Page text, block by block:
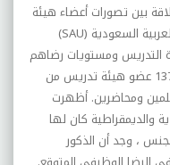
بين تصورات أعضاء هيئة
السعودية (SAU
)
التدريس ومستويات رضاهم
الوظيفي. وقد اشتملت عينة الدراسة على 137 عضو هيئة تدريس من
ومحاضرين. أظهرت
والديمقراطية كان لها
، وجد أن الذكور